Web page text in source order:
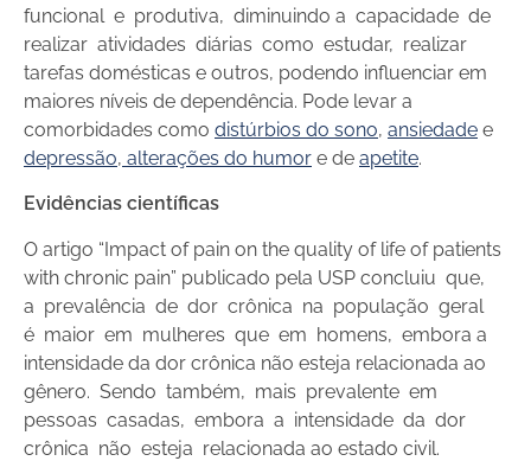
funcional e produtiva, diminuindo a capacidade de
realizar atividades diárias como estudar, realizar
tarefas domésticas e outros, podendo influenciar em
maiores níveis de dependência. Pode levar a
comorbidades como distúrbios do sono, ansiedade e
depressão, alterações do humor e de apetite.
Evidências científicas
O artigo “Impact of pain on the quality of life of patients
with chronic pain” publicado pela USP concluiu que,
a prevalência de dor crônica na população geral
é maior em mulheres que em homens, embora a
intensidade da dor crônica não esteja relacionada ao
gênero. Sendo também, mais prevalente em
pessoas casadas, embora a intensidade da dor
crônica não esteja relacionada ao estado civil.